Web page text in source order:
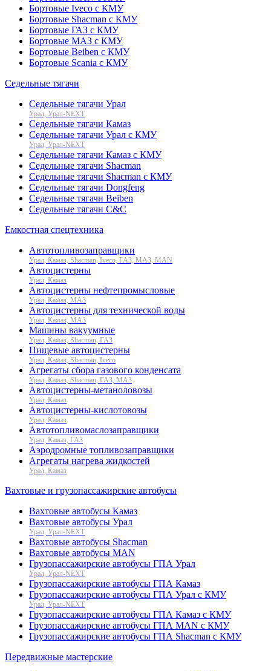
Бортовые Iveco с КМУ
Бортовые Shacman с КМУ
Бортовые ГАЗ с КМУ
Бортовые МАЗ с КМУ
Бортовые Beiben с КМУ
Бортовые Scania с КМУ
Седельные тягачи
Седельные тягачи Урал
Урал, Урал-NEXT
Седельные тягачи Камаз
Седельные тягачи Урал с КМУ
Урал, Урал-NEXT
Седельные тягачи Камаз с КМУ
Седельные тягачи Shacman
Седельные тягачи Shacman с КМУ
Седельные тягачи Dongfeng
Седельные тягачи Beiben
Седельные тягачи C&C
Емкостная спецтехника
Автотопливозаправщики
Урал, Камаз, Shacman, Iveco, ГАЗ, МАЗ, MAN
Автоцистерны
Урал, Камаз
Автоцистерны нефтепромысловые
Урал, Камаз, МАЗ
Автоцистерны для технической воды
Урал, Камаз, МАЗ
Машины вакуумные
Урал, Камаз, Shacman, ГАЗ
Пищевые автоцистерны
Урал, Камаз, Shacman, Iveco
Агрегаты сбора газового конденсата
Урал, Камаз, Shacman, ГАЗ, МАЗ
Автоцистерны-метаноловозы
Урал, Камаз
Автоцистерны-кислотовозы
Урал, Камаз
Автотопливомаслозаправщики
Урал, Камаз, ГАЗ
Аэродромные топливозаправщики
Агрегаты нагрева жидкостей
Урал, Камаз
Вахтовые и грузопассажирские автобусы
Вахтовые автобусы Камаз
Вахтовые автобусы Урал
Урал, Урал-NEXT
Вахтовые автобусы Shacman
Вахтовые автобусы MAN
Грузопассажирские автобусы ГПА Урал
Урал, Урал-NEXT
Грузопассажирские автобусы ГПА Камаз
Грузопассажирские автобусы ГПА Урал с КМУ
Урал, Урал-NEXT
Грузопассажирские автобусы ГПА Камаз с КМУ
Грузопассажирские автобусы ГПА MAN с КМУ
Грузопассажирские автобусы ГПА Shacman с КМУ
Передвижные мастерские